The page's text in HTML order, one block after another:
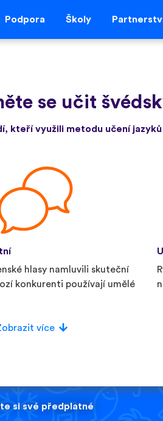
Podpora Školy
se učit
kteří využili metodu učení
hlasy namluvili skuteční
konkurenti používají umělé
více
si své předplatné